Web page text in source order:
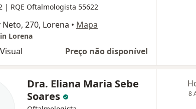
| RQE Oftalmologista 55622
Neto, 270, Lorena • Mapa
Lorena
Preço não disponível
Dra. Eliana Maria Sebe
Soares
8